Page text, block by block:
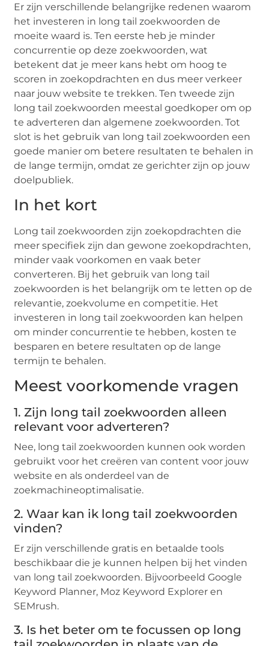
Er zijn verschillende belangrijke redenen waarom
het investeren in long tail zoekwoorden de
moeite waard is. Ten eerste heb je minder
concurrentie op deze zoekwoorden, wat
betekent dat je meer kans hebt om hoog te
scoren in zoekopdrachten en dus meer verkeer
naar jouw website te trekken. Ten tweede zijn
long tail zoekwoorden meestal goedkoper om op
te adverteren dan algemene zoekwoorden. Tot
slot is het gebruik van long tail zoekwoorden een
goede manier om betere resultaten te behalen in
de lange termijn, omdat ze gerichter zijn op jouw
doelpubliek.
In het kort
Long tail zoekwoorden zijn zoekopdrachten die
meer specifiek zijn dan gewone zoekopdrachten,
minder vaak voorkomen en vaak beter
converteren. Bij het gebruik van long tail
zoekwoorden is het belangrijk om te letten op de
relevantie, zoekvolume en competitie. Het
investeren in long tail zoekwoorden kan helpen
om minder concurrentie te hebben, kosten te
besparen en betere resultaten op de lange
termijn te behalen.
Meest voorkomende vragen
1. Zijn long tail zoekwoorden alleen
relevant voor adverteren?
Nee, long tail zoekwoorden kunnen ook worden
gebruikt voor het creëren van content voor jouw
website en als onderdeel van de
zoekmachineoptimalisatie.
2. Waar kan ik long tail zoekwoorden
vinden?
Er zijn verschillende gratis en betaalde tools
beschikbaar die je kunnen helpen bij het vinden
van long tail zoekwoorden. Bijvoorbeeld Google
Keyword Planner, Moz Keyword Explorer en
SEMrush.
3. Is het beter om te focussen op long